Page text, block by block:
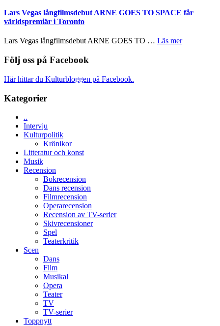
Jackie
storform
Vem
Mauri?
av
Svärtan
–
Lars Vegas långfilmsdebut ARNE GOES TO SPACE får
världspremiär i Toronto
Lars Vegas långfilmsdebut ARNE GOES TO … Läs merom
Följ oss på Facebook
Här hittar du Kulturbloggen på Facebook.
Kategorier
..
Intervju
Kulturpolitik
Krönikor
Litteratur och konst
Musik
Recension
Bokrecension
Dans recension
Filmrecension
Operarecension
Recension av TV-serier
Skivrecensioner
Spel
Teaterkritik
Scen
Dans
Film
Musikal
Opera
Teater
TV
TV-serier
Toppnytt